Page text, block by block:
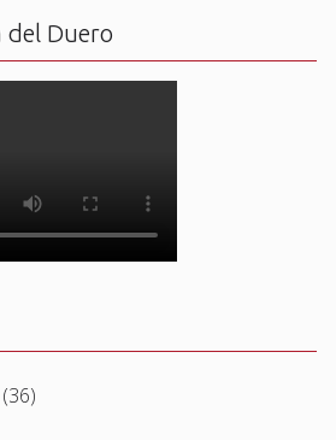
del Duero
(36)